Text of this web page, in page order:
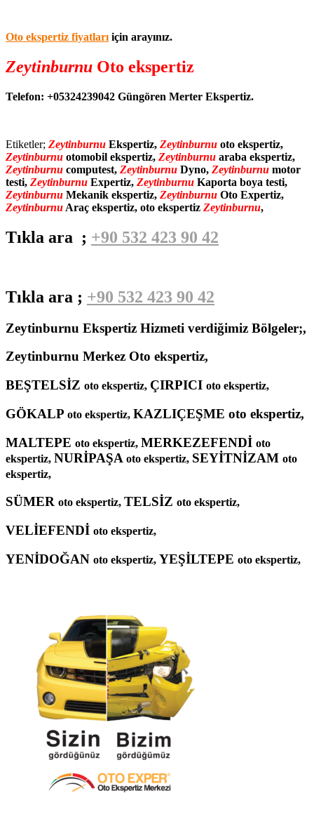
Oto ekspertiz fiyatları için arayınız.
Zeytinburnu Oto ekspertiz
Telefon: +05324239042 Güngören Merter Ekspertiz.
Etiketler; Zeytinburnu Ekspertiz, Zeytinburnu oto ekspertiz,
Zeytinburnu otomobil ekspertiz, Zeytinburnu araba ekspertiz,
Zeytinburnu computest, Zeytinburnu Dyno, Zeytinburnu motor
testi, Zeytinburnu Expertiz, Zeytinburnu Kaporta boya testi,
Zeytinburnu Mekanik ekspertiz, Zeytinburnu Oto Expertiz,
Zeytinburnu Araç ekspertiz, oto ekspertiz Zeytinburnu,
Tıkla ara ; +90 532 423 90 42
Tıkla ara ; +90 532 423 90 42
Zeytinburnu Ekspertiz Hizmeti verdiğimiz Bölgeler;,
Zeytinburnu Merkez Oto ekspertiz,
BEŞTELSİZ oto ekspertiz, ÇIRPICI oto ekspertiz,
GÖKALP oto ekspertiz, KAZLIÇEŞME oto ekspertiz,
MALTEPE oto ekspertiz, MERKEZEFENDİ oto
ekspertiz, NURİPAŞA oto ekspertiz, SEYİTNİZAM oto
ekspertiz,
SÜMER oto ekspertiz, TELSİZ oto ekspertiz,
VELİEFENDİ oto ekspertiz,
YENİDOĞAN oto ekspertiz, YEŞİLTEPE oto ekspertiz,